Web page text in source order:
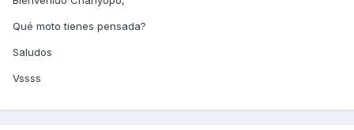
Qué moto tienes pensada?
Saludos
Vssss